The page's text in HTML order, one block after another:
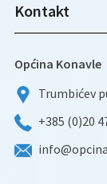
Kontakt
Općina Konavle
Trumbićev
+385 (0)20